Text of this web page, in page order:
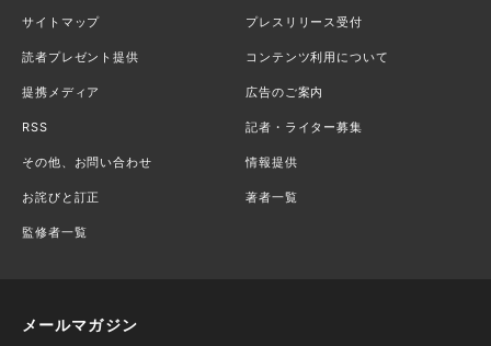
サイトマップ プレスリリース受付
読者プレゼント提供 コンテンツ利用について
提携メディア 広告のご案内
RSS 記者・ライター募集
その他、お問い合わせ 情報提供
お詫びと訂正 著者一覧
監修者一覧
メールマガジン